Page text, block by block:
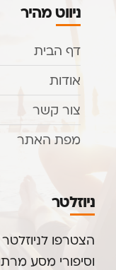
ניווט מהיר
דף הבית
אודות
צור קשר
מפת האתר
ניוזלטר
הצטרפו
וסיפורי מסע